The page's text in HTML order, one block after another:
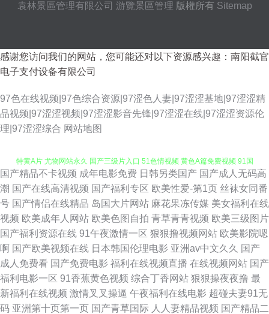
袁林景區管理有限公司 游覽景區管理 版權所有 Sitemap
感谢您访问我们的网站，您可能还对以下资源感兴趣：南阳截官
电子支付设备有限公司
97色在线视频|97色综合资源|97涩色人妻|97涩涩基地|97涩涩精
品视频|97涩涩视频|97涩涩影音先锋|97涩涩在线|97涩涩资源伦
理|97涩涩综合 网站地图
日欧美综合色 久草av资源 丰满白嫩无码无套中出 亚洲色图色中色 精东一级
特黄A片 尤物网站永久 国产三级片入口 51色情视频 黄色A篇免费视频 91国
产福利电影 欧美性爱1区在线观看 97在线免费超碰 日韩日日爽无码影院 超
踫成人91 成人3D动漫 最新在线国产色网址 欧美日韩国产另类在线 韩国无码
黄色片 91丝袜白虎 欧美成人专区 97国产资源 欧美a人大片精品 97sese在线
国产精品不卡视频 成年电影免费 日韩另类国产 国产成人无码高
潮 国产在线高清视频 国产福利专区 欧美性爱-第1页 丝袜女同番
号 国产情侣在线精品 岛国大片网站 麻花果冻传媒 美女福利在线
视频 欧美成年人网站 欧美色图自拍 青草青青视频 欧美三级图片
国产福利资源在线 91午夜激情一区 狠狠撸视频网站 欧美影院嗯
啊 国产欧美视频在线 日本韩国伦理电影 亚洲av中文久久 国产
成人免费看 国产免费电影 福利在线视频直播 在线视频网站 国产
福利电影一区 91香蕉黄色视频 综合丁香网站 狠狠操夜夜撸 最
新福利在线视频 激情叉叉操逼 午夜福利在线电影 超碰夫妻91无
码 亚洲第十页第一页 国产青草国际 人人妻精品视频 国产精品二